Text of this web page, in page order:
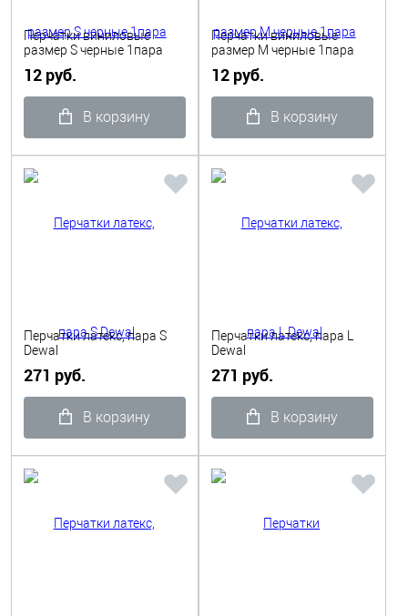
Перчатки виниловые
размер S черные 1пара
12 руб.
В корзину
Перчатки виниловые
размер М черные 1пара
12 руб.
В корзину
Перчатки латекс, пара S
Dewal
271 руб.
В корзину
Перчатки латекс, пара L
Dewal
271 руб.
В корзину